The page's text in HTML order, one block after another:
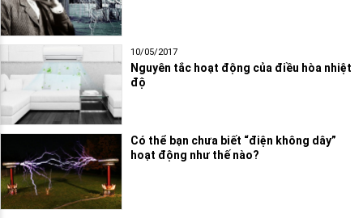
10/05/2017
Nguyên tắc hoạt động của điều hòa nhiệt
độ
Có thể bạn chưa biết “điện không dây”
hoạt động như thế nào?